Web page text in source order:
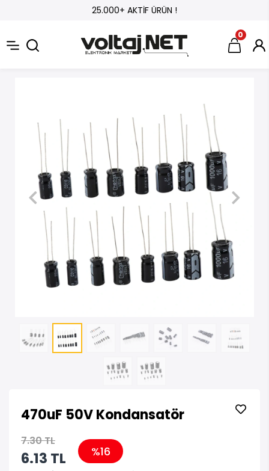
25.000+ AKTİF ÜRÜN !
0
470uF 50V Kondansatör
7.30 TL
6.13 TL %16